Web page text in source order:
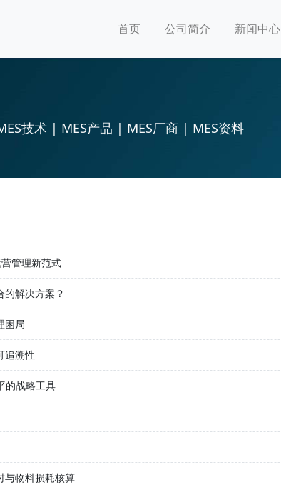
首页 公司简介 新闻中心
技术 | MES产品 | MES厂商 | MES资料
管理新范式
的解决方案？
困局
追溯性
的战略工具
与物料损耗核算